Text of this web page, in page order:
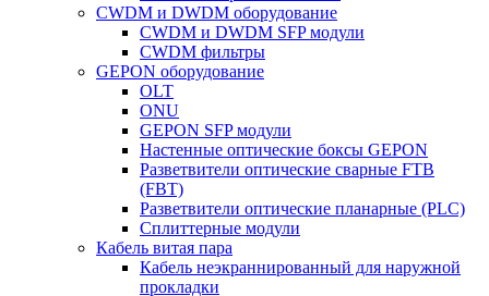
CWDM и DWDM оборудование
CWDM и DWDM SFP модули
CWDM фильтры
GEPON оборудование
OLT
ONU
GEPON SFP модули
Настенные оптические боксы GEPON
Разветвители оптические сварные FTB
(FBT)
Разветвители оптические планарные (PLC)
Сплиттерные модули
Кабель витая пара
Кабель неэкраннированный для наружной
прокладки